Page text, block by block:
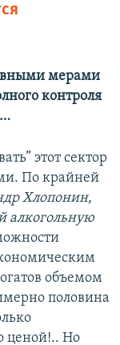
мерами
контроля
этот сектор
По крайней
Хлопонин,
алкогольную
объемом
половина
ценой!.. Но